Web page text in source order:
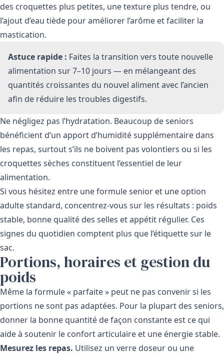
des croquettes plus petites, une texture plus tendre, ou
l’ajout d’eau tiède pour améliorer l’arôme et faciliter la
mastication.
Astuce rapide : Faites la transition vers toute nouvelle
alimentation sur 7–10 jours — en mélangeant des
quantités croissantes du nouvel aliment avec l’ancien
afin de réduire les troubles digestifs.
Ne négligez pas l’hydratation. Beaucoup de seniors
bénéficient d’un apport d’humidité supplémentaire dans
les repas, surtout s’ils ne boivent pas volontiers ou si les
croquettes sèches constituent l’essentiel de leur
alimentation.
Si vous hésitez entre une formule senior et une option
adulte standard, concentrez-vous sur les résultats : poids
stable, bonne qualité des selles et appétit régulier. Ces
signes du quotidien comptent plus que l’étiquette sur le
sac.
Portions, horaires et gestion du
poids
Même la formule « parfaite » peut ne pas convenir si les
portions ne sont pas adaptées. Pour la plupart des seniors,
donner la bonne quantité de façon constante est ce qui
aide à soutenir le confort articulaire et une énergie stable.
Mesurez les repas. Utilisez un verre doseur ou une